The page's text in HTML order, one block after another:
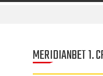
MERIDIANBET 1.